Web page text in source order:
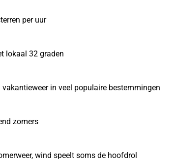
per uur
lokaal 32 graden
in veel populaire bestemmingen
zomers
wind speelt soms de hoofdrol